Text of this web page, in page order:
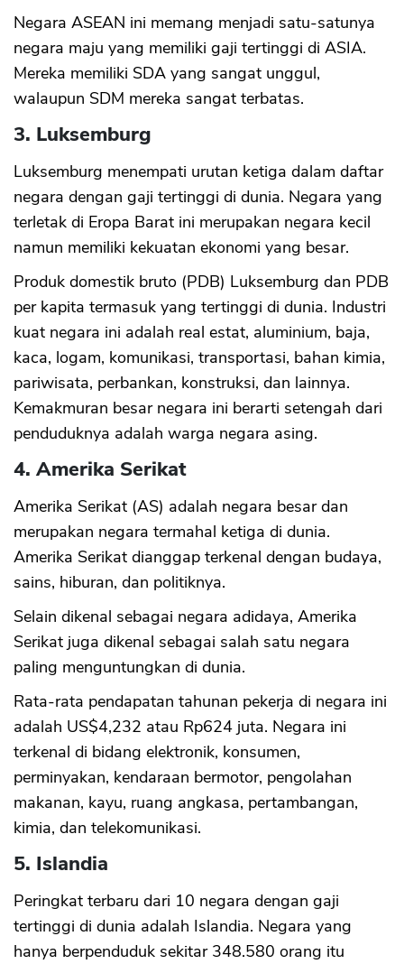
Negara ASEAN ini memang menjadi satu-satunya
negara maju yang memiliki gaji tertinggi di ASIA.
Mereka memiliki SDA yang sangat unggul,
walaupun SDM mereka sangat terbatas.
3. Luksemburg
Luksemburg menempati urutan ketiga dalam daftar
negara dengan gaji tertinggi di dunia. Negara yang
terletak di Eropa Barat ini merupakan negara kecil
namun memiliki kekuatan ekonomi yang besar.
Produk domestik bruto (PDB) Luksemburg dan PDB
per kapita termasuk yang tertinggi di dunia. Industri
kuat negara ini adalah real estat, aluminium, baja,
kaca, logam, komunikasi, transportasi, bahan kimia,
pariwisata, perbankan, konstruksi, dan lainnya.
Kemakmuran besar negara ini berarti setengah dari
penduduknya adalah warga negara asing.
4. Amerika Serikat
Amerika Serikat (AS) adalah negara besar dan
merupakan negara termahal ketiga di dunia.
Amerika Serikat dianggap terkenal dengan budaya,
sains, hiburan, dan politiknya.
Selain dikenal sebagai negara adidaya, Amerika
Serikat juga dikenal sebagai salah satu negara
paling menguntungkan di dunia.
Rata-rata pendapatan tahunan pekerja di negara ini
adalah US$4,232 atau Rp624 juta. Negara ini
terkenal di bidang elektronik, konsumen,
perminyakan, kendaraan bermotor, pengolahan
makanan, kayu, ruang angkasa, pertambangan,
kimia, dan telekomunikasi.
5. Islandia
Peringkat terbaru dari 10 negara dengan gaji
tertinggi di dunia adalah Islandia. Negara yang
hanya berpenduduk sekitar 348.580 orang itu